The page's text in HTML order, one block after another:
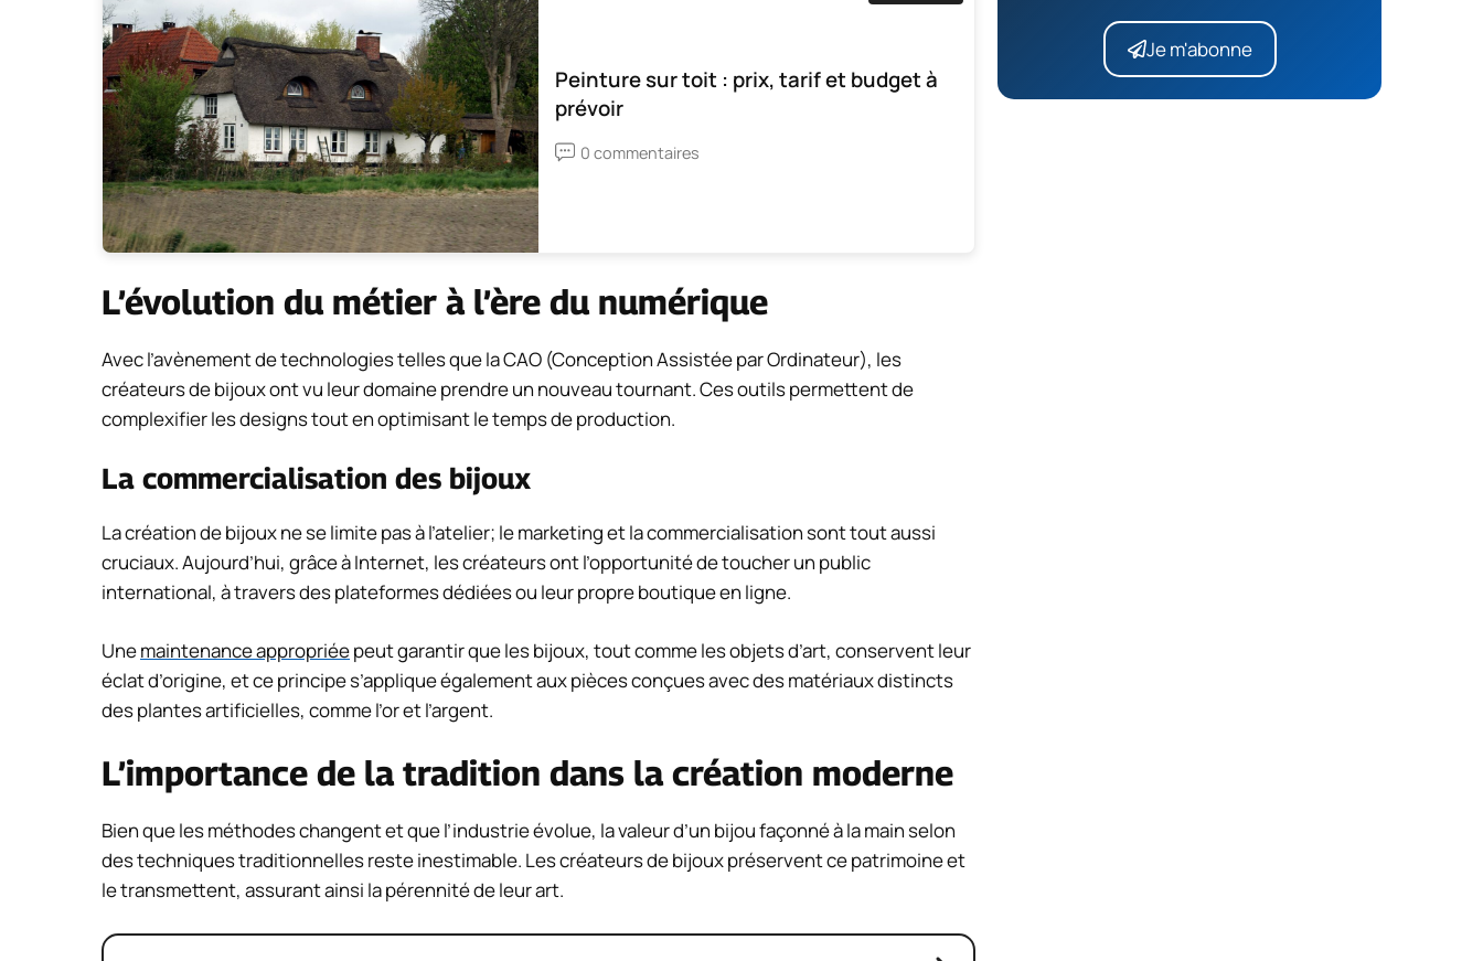
Peinture sur toit : prix, tarif et budget à
prévoir
0 commentaires
L’évolution du métier à l’ère du numérique
Avec l’avènement de technologies telles que la CAO (Conception Assistée par Ordinateur), les
créateurs de bijoux ont vu leur domaine prendre un nouveau tournant. Ces outils permettent de
complexifier les designs tout en optimisant le temps de production.
La commercialisation des bijoux
La création de bijoux ne se limite pas à l’atelier; le marketing et la commercialisation sont tout aussi
cruciaux. Aujourd’hui, grâce à Internet, les créateurs ont l’opportunité de toucher un public
international, à travers des plateformes dédiées ou leur propre boutique en ligne.
Unemaintenance appropriéepeut garantir que les bijoux, tout comme les objets d’art, conservent leur
éclat d’origine, et ce principe s’applique également aux pièces conçues avec des matériaux distincts
des plantes artificielles, comme l’or et l’argent.
L’importance de la tradition dans la création moderne
Bien que les méthodes changent et que l’industrie évolue, la valeur d’un bijou façonné à la main selon
des techniques traditionnelles reste inestimable. Les créateurs de bijoux préservent ce patrimoine et
le transmettent, assurant ainsi la pérennité de leur art.
Je m'abonne